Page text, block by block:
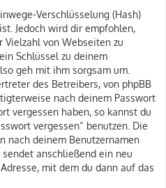
Verschlüsselung (Hash)
Jedoch wird dir empfohlen,
von Webseiten zu
Schlüssel zu deinem
geh mit ihm sorgsam um.
des Betreibers, von phpBB
nach deinem Passwort
vergessen haben, so kannst du
vergessen“ benutzen. Die
nach deinem Benutzernamen
anschließend ein neu
mit dem du dann auf das